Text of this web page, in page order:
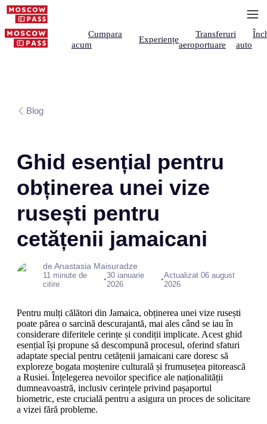
Cumpara
acum
Experiențe
Transferuri
aeroportuare
auto
Blog
Ghid esențial pentru
obținerea unei vize
rusești pentru
cetățenii jamaicani
de Anastasia Maisuradze
11 minute de
citire
•30 ianuarie
2026
•Actualizat 06 august
2026
Pentru mulți călători din Jamaica, obținerea unei vize rusești
poate părea o sarcină descurajantă, mai ales când se iau în
considerare diferitele cerințe și condiții implicate. Acest ghid
esențial își propune să descompună procesul, oferind sfaturi
adaptate special pentru cetățenii jamaicani care doresc să
exploreze bogata moștenire culturală și frumusețea pitorească
a Rusiei. Înțelegerea nevoilor specifice ale naționalității
dumneavoastră, inclusiv cerințele privind pașaportul
biometric, este crucială pentru a asigura un proces de solicitare
a vizei fără probleme.